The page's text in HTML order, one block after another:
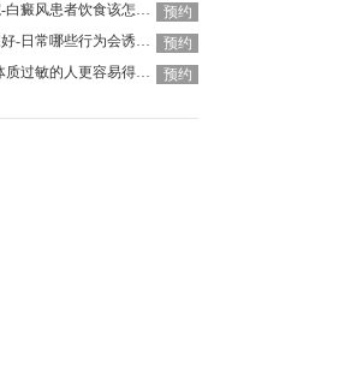
云南白癜风较好医院-白癜风患者饮食该怎么调整
预约
昆明白癜风医院哪家好-日常哪些行为会诱发白癜风呢
预约
昆明白斑医院电话-体质过敏的人更容易得白癜风吗 预约